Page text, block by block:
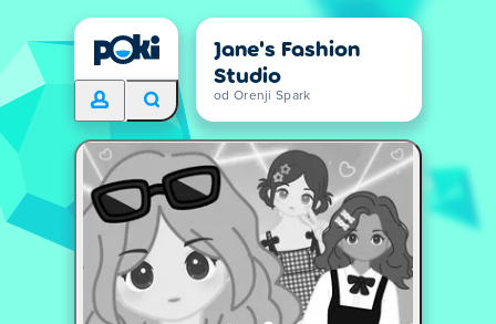
Jane's Fashion
Studio
od Orenji Spark